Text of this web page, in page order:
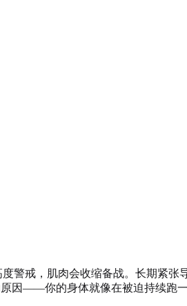
度警戒，肌肉会收缩备战。长期紧
因——你的身体就像在被迫持续跑一